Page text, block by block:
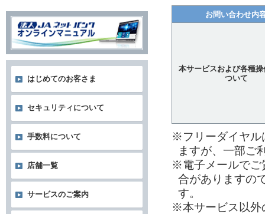
お問い合わせ内
本サービスおよび各種操
ついて
※フリーダイヤル
ますが、一部ご
※電子メールでご
合がありますの
す。
※本サービス以外
はじめてのお客さま
セキュリティについて
手数料について
店舗一覧
サービスのご案内